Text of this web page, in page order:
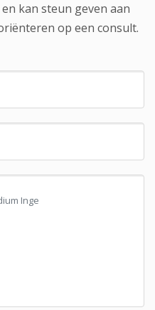
kan steun geven aan
op een consult.